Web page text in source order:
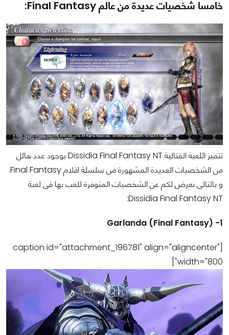
خامسا شخصيات عديدة من عالم Final Fantasy:
تتميز اللعبة القتالية Dissidia Final Fantasy NT بوجود عدد هائل
من الشخصيات العديدة المشهورة من سلسلة افلام Final Fantasy.
و بالتالى نعرض لكم عن الشخصيات المتوفرة للعب بها فى لعبة
Dissidia Final Fantasy NT:
1- Garlanda (Final Fantasy)
[caption id="attachment_196781" align="aligncenter"
width="800"]